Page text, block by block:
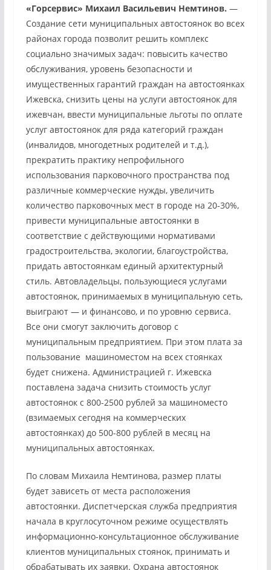
«Горсервис» Михаил Васильевич Немтинов. —
Создание сети муниципальных автостоянок во всех
районах города позволит решить комплекс
социально значимых задач: повысить качество
обслуживания, уровень безопасности и
имущественных гарантий граждан на автостоянках
Ижевска, снизить цены на услуги автостоянок для
ижевчан, ввести муниципальные льготы по оплате
услуг автостоянок для ряда категорий граждан
(инвалидов, многодетных родителей и т.д.),
прекратить практику непрофильного
использования парковочного пространства под
различные коммерческие нужды, увеличить
количество парковочных мест в городе на 20-30%,
привести муниципальные автостоянки в
соответствие с действующими нормативами
градостроительства, экологии, благоустройства,
придать автостоянкам единый архитектурный
стиль. Автовладельцы, пользующиеся услугами
автостоянок, принимаемых в муниципальную сеть,
выиграют — и финансово, и по уровню сервиса.
Все они смогут заключить договор с
муниципальным предприятием. При этом плата за
пользование машиноместом на всех стоянках
будет снижена. Администрацией г. Ижевска
поставлена задача снизить стоимость услуг
автостоянок с 800-2500 рублей за машиноместо
(взимаемых сегодня на коммерческих
автостоянках) до 500-800 рублей в месяц на
муниципальных автостоянках.
По словам Михаила Немтинова, размер платы
будет зависеть от места расположения
автостоянки. Диспетчерская служба предприятия
начала в круглосуточном режиме осуществлять
информационно-консультационное обслуживание
клиентов муниципальных стоянок, принимать и
обрабатывать их заявки. Охрана автостоянок